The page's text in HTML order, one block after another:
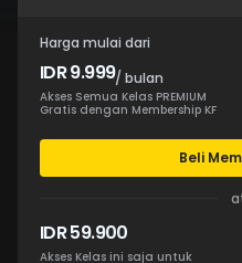
Harga mulai dari
IDR 9.999/ bulan
Akses Semua Kelas PREMIUM
Gratis dengan Membership KF
Beli
IDR 59.900
Akses Kelas ini saja untuk